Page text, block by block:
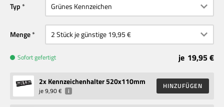
Typ
Menge
Sofort gefertigt je 19,95 €
2x Kennzeichenhalter 520x110mm
je9,90 € i
HINZUFÜGEN